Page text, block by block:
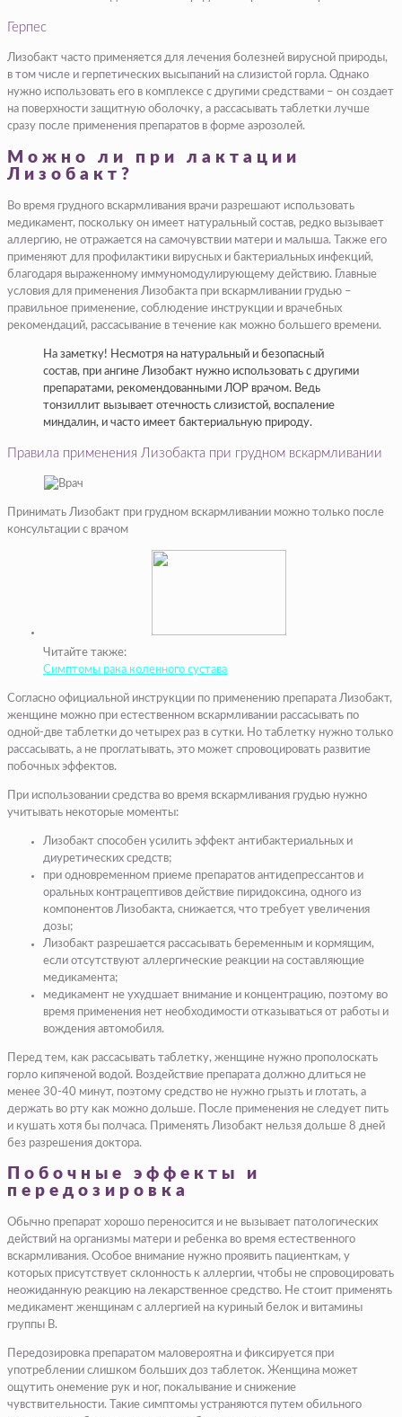
Герпес
Лизобакт часто применяется для лечения болезней вирусной природы,
в том числе и герпетических высыпаний на слизистой горла. Однако
нужно использовать его в комплексе с другими средствами – он создает
на поверхности защитную оболочку, а рассасывать таблетки лучше
сразу после применения препаратов в форме аэрозолей.
Можно ли при лактации
Лизобакт?
Во время грудного вскармливания врачи разрешают использовать
медикамент, поскольку он имеет натуральный состав, редко вызывает
аллергию, не отражается на самочувствии матери и малыша. Также его
применяют для профилактики вирусных и бактериальных инфекций,
благодаря выраженному иммуномодулирующему действию. Главные
условия для применения Лизобакта при вскармливании грудью –
правильное применение, соблюдение инструкции и врачебных
рекомендаций, рассасывание в течение как можно большего времени.
На заметку! Несмотря на натуральный и безопасный
состав, при ангине Лизобакт нужно использовать с другими
препаратами, рекомендованными ЛОР врачом. Ведь
тонзиллит вызывает отечность слизистой, воспаление
миндалин, и часто имеет бактериальную природу.
Правила применения Лизобакта при грудном вскармливании
Принимать Лизобакт при грудном вскармливании можно только после
консультации с врачом
Читайте также:
Симптомы рака коленного сустава
Согласно официальной инструкции по применению препарата Лизобакт,
женщине можно при естественном вскармливании рассасывать по
одной-две таблетки до четырех раз в сутки. Но таблетку нужно только
рассасывать, а не проглатывать, это может спровоцировать развитие
побочных эффектов.
При использовании средства во время вскармливания грудью нужно
учитывать некоторые моменты:
Лизобакт способен усилить эффект антибактериальных и
диуретических средств;
при одновременном приеме препаратов антидепрессантов и
оральных контрацептивов действие пиридоксина, одного из
компонентов Лизобакта, снижается, что требует увеличения
дозы;
Лизобакт разрешается рассасывать беременным и кормящим,
если отсутствуют аллергические реакции на составляющие
медикамента;
медикамент не ухудшает внимание и концентрацию, поэтому во
время применения нет необходимости отказываться от работы и
вождения автомобиля.
Перед тем, как рассасывать таблетку, женщине нужно прополоскать
горло кипяченой водой. Воздействие препарата должно длиться не
менее 30-40 минут, поэтому средство не нужно грызть и глотать, а
держать во рту как можно дольше. После применения не следует пить
и кушать хотя бы полчаса. Применять Лизобакт нельзя дольше 8 дней
без разрешения доктора.
Побочные эффекты и
передозировка
Обычно препарат хорошо переносится и не вызывает патологических
действий на организмы матери и ребенка во время естественного
вскармливания. Особое внимание нужно проявить пациенткам, у
которых присутствует склонность к аллергии, чтобы не спровоцировать
неожиданную реакцию на лекарственное средство. Не стоит применять
медикамент женщинам с аллергией на куриный белок и витамины
группы В.
Передозировка препаратом маловероятна и фиксируется при
употреблении слишком больших доз таблеток. Женщина может
ощутить онемение рук и ног, покалывание и снижение
чувствительности. Такие симптомы устраняются путем обильного